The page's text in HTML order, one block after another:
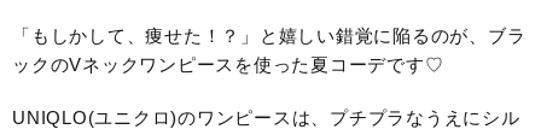
「もしかして、痩せた！？」と嬉しい錯覚に陥るのが、ブラ
ックのVネックワンピースを使った夏コーデです♡
UNIQLO(ユニクロ)のワンピースは、プチプラなうえにシル